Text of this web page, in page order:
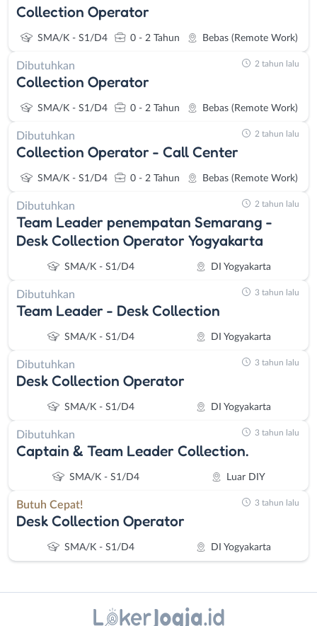
Collection Operator
SMA/K - S1/D4 0 - 2 Tahun Bebas (Remote Work)
Dibutuhkan
Collection Operator
SMA/K - S1/D4 0 - 2 Tahun Bebas (Remote Work)
2 tahun lalu
Dibutuhkan
Collection Operator - Call Center
SMA/K - S1/D4 0 - 2 Tahun Bebas (Remote Work)
2 tahun lalu
Dibutuhkan
Team Leader penempatan Semarang -
Desk Collection Operator Yogyakarta
SMA/K - S1/D4 DI Yogyakarta
2 tahun lalu
Dibutuhkan
Team Leader - Desk Collection
SMA/K - S1/D4 DI Yogyakarta
3 tahun lalu
Dibutuhkan
Desk Collection Operator
SMA/K - S1/D4 DI Yogyakarta
3 tahun lalu
Dibutuhkan
Captain & Team Leader Collection.
SMA/K - S1/D4 Luar DIY
3 tahun lalu
Butuh Cepat!
Desk Collection Operator
SMA/K - S1/D4 DI Yogyakarta
3 tahun lalu